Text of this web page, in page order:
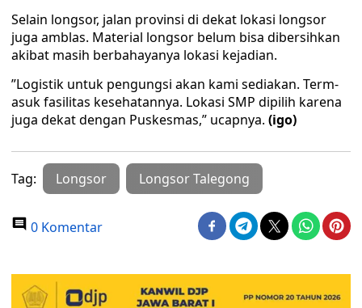
Selain longsor, jalan provinsi di dekat lokasi longsor
juga amblas. Material longsor belum bisa dibersihkan
akibat masih berbahayanya lokasi kejadian.
”Logistik untuk pengungsi akan kami sediakan. Term­
asuk fasilitas kesehatannya. Lokasi SMP dipilih karena
juga dekat dengan Puskes­mas,” ucapnya. (igo)
Tag: Longsor Longsor Talegong
0 Komentar